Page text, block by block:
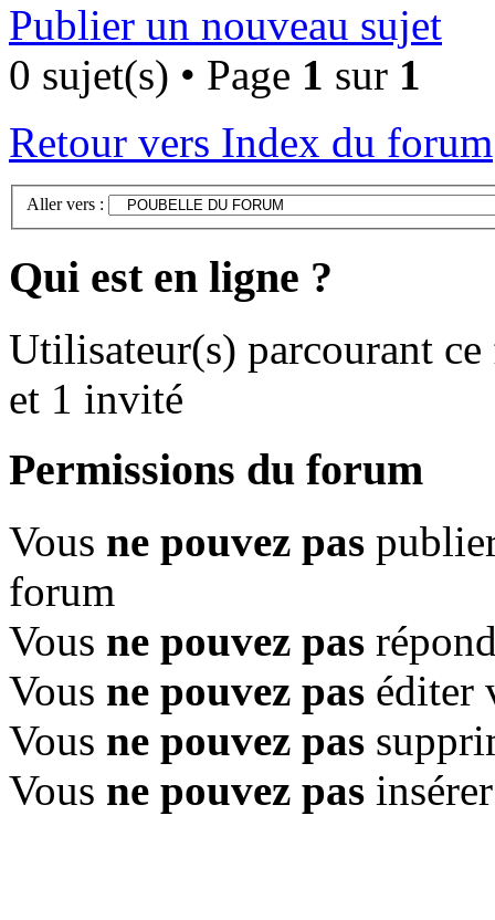
Publier un nouveau sujet
0 sujet(s) • Page 1 sur 1
Retour vers Index du forum
Aller vers :
Qui est en ligne ?
Utilisateur(s) parcourant
et 1 invité
Permissions du forum
Vous ne pouvez pas
forum
Vous ne pouvez pas
Vous ne pouvez pas éditer
Vous ne pouvez pas
Vous ne pouvez pas